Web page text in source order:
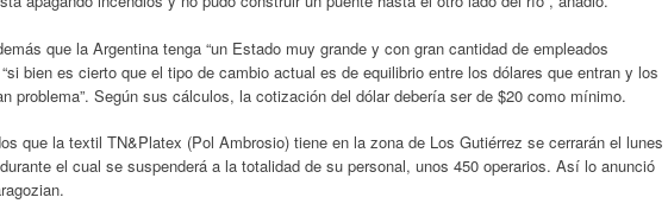
que la Argentina tenga “un Estado muy grande y con gran cantidad de empleados
bien es cierto que el tipo de cambio actual es de equilibrio entre los dólares que entran y los
problema”. Según sus cálculos, la cotización del dólar debería ser de $20 como mínimo.
que la textil TN&Platex (Pol Ambrosio) tiene en la zona de Los Gutiérrez se cerrarán el lunes
el cual se suspenderá a la totalidad de su personal, unos 450 operarios. Así lo anunció